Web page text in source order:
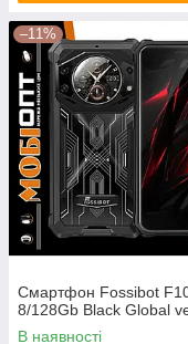
–11%
Смартфон Fossibot
8/128Gb Black Global
В наявності